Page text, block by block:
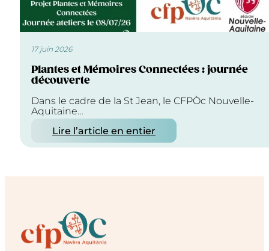
17 juin 2026
Plantes et Mémoires Connectées : journée
découverte
Dans le cadre de la St Jean, le CFPÒc Nouvelle-
Aquitaine…
Lire l’article en entier